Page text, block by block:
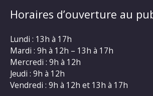
Horaires d’ouverture au
Lundi : 13h à 17h
Mardi : 9h à 12h – 13h à 17h
Mercredi : 9h à 12h
Jeudi : 9h à 12h
Vendredi : 9h à 12h et 13h à 17h